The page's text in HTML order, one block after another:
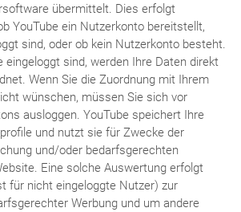
übermittelt. Dies erfolgt
YouTube ein Nutzerkonto bereitstellt,
sind, oder ob kein Nutzerkonto besteht.
eingeloggt sind, werden Ihre Daten direkt
Wenn Sie die Zuordnung mit Ihrem
wünschen, müssen Sie sich vor
ausloggen. YouTube speichert Ihre
und nutzt sie für Zwecke der
und/oder bedarfsgerechten
Eine solche Auswertung erfolgt
für nicht eingeloggte Nutzer) zur
Werbung und um andere